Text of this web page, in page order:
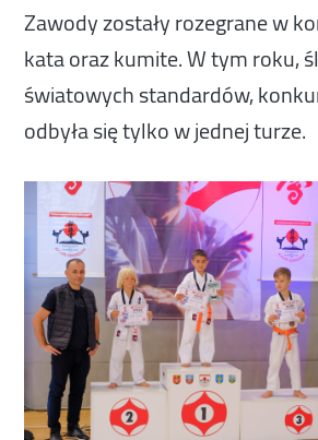
Zawody zostały rozegrane w
kata oraz kumite. W tym roku,
światowych standardów,
odbyła się tylko w jednej turze.